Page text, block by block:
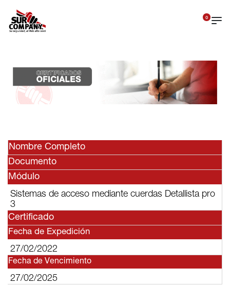
0
Nombre Completo
Documento
Módulo
Sistemas de acceso mediante cuerdas Detallista pro
3
Certificado
Fecha de Expedición
27/02/2022
Fecha de Vencimiento
27/02/2025